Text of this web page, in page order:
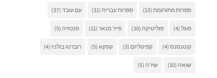
ספרות מתורגמת(13) ספרות עברית(31) עם עובד(37)
פוגל(4) פוליטיקה (30) פייר מנאר(11) פנטזיה (5)
קונונסנס(4) קפיטליזם (3) קפקא(5) רוברטו בולניו (4)
שואה (10) שירה (5)